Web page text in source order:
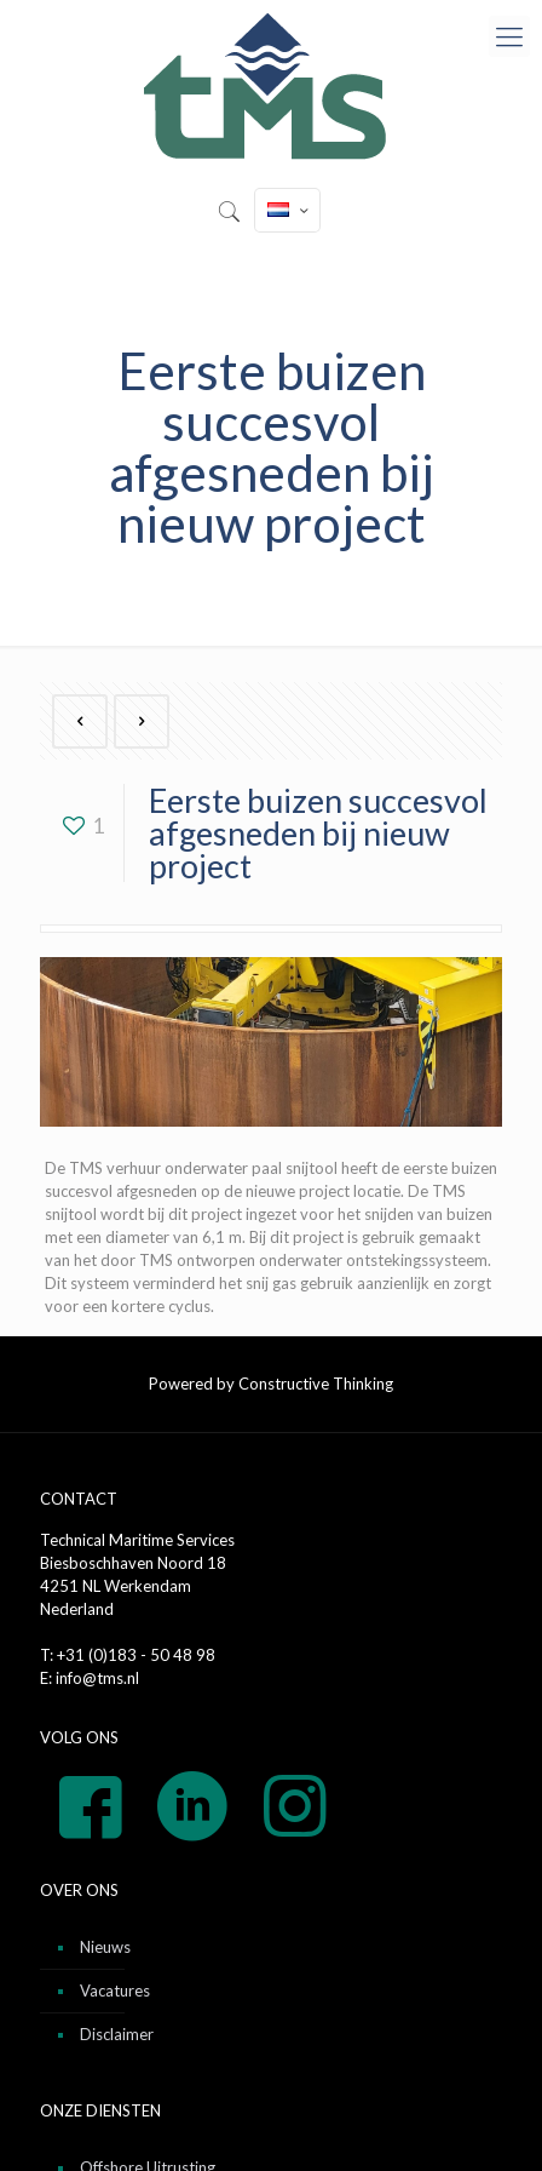
Eerste buizen
succesvol
afgesneden bij
nieuw project
1
Eerste buizen succesvol
afgesneden bij nieuw
project
De TMS verhuur onderwater paal snijtool heeft de eerste buizen
succesvol afgesneden op de nieuwe project locatie. De TMS
snijtool wordt bij dit project ingezet voor het snijden van buizen
met een diameter van 6,1 m. Bij dit project is gebruik gemaakt
van het door TMS ontworpen onderwater ontstekingssysteem.
Dit systeem verminderd het snij gas gebruik aanzienlijk en zorgt
voor een kortere cyclus.
Powered by Constructive Thinking
CONTACT
Technical Maritime Services
Biesboschhaven Noord 18
4251 NL Werkendam
Nederland
T: +31 (0)183 - 50 48 98
E: info@tms.nl
VOLG ONS
OVER ONS
Nieuws
Vacatures
Disclaimer
ONZE DIENSTEN